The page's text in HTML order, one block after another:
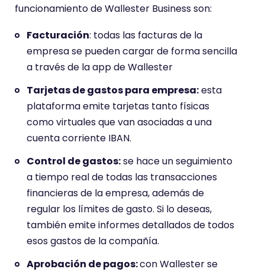
funcionamiento de Wallester Business son:
Facturación: todas las facturas de la
empresa se pueden cargar de forma sencilla
a través de la app de Wallester
Tarjetas de gastos para empresa:esta
plataforma emite tarjetas tanto físicas
como virtuales que van asociadas a una
cuenta corriente IBAN.
Control de gastos:se hace un seguimiento
a tiempo real de todas las transacciones
financieras de la empresa, además de
regular los límites de gasto. Si lo deseas,
también emite informes detallados de todos
esos gastos de la compañía.
Aprobación de pagos:con Wallester se